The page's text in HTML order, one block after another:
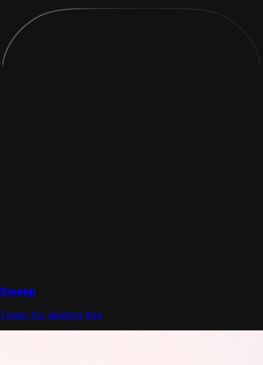
Sweep
Tinder for deleting files